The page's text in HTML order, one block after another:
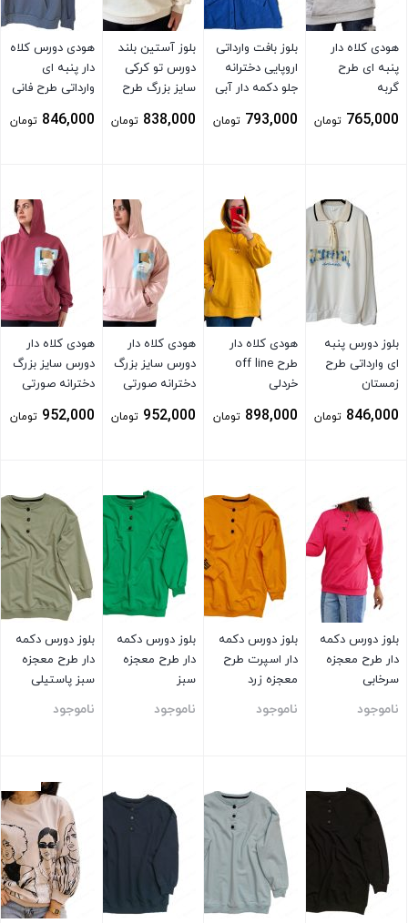
هودی کلاه دار
پنبه ای طرح
گربه
765,000 تومان
بلوز بافت وارداتی
اروپایی دخترانه
جلو دکمه دار آبی
793,000 تومان
بلوز آستین بلند
دورس تو کرکی
سایز بزرگ طرح
838,000 تومان
هودی دورس کلاه
دار پنبه ای
وارداتی طرح فانی
846,000 تومان
بلوز دورس پنبه
ای وارداتی طرح
زمستان
846,000 تومان
هودی کلاه دار
طرح off line
خردلی
898,000 تومان
هودی کلاه دار
دورس سایز بزرگ
دخترانه صورتی
952,000 تومان
هودی کلاه دار
دورس سایز بزرگ
دخترانه صورتی
952,000 تومان
بلوز دورس دکمه
دار طرح معجزه
سرخابی
ناموجود
بلوز دورس دکمه
دار اسپرت طرح
معجزه زرد
ناموجود
بلوز دورس دکمه
دار طرح معجزه
سبز
ناموجود
بلوز دورس دکمه
دار طرح معجزه
سبز پاستیلی
ناموجود